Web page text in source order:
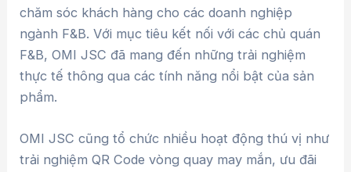
chăm sóc khách hàng cho các doanh nghiệp
ngành F&B. Với mục tiêu kết nối với các chủ quán
F&B, OMI JSC đã mang đến những trải nghiệm
thực tế thông qua các tính năng nổi bật của sản
phẩm.
OMI JSC cũng tổ chức nhiều hoạt động thú vị như
trải nghiệm QR Code vòng quay may mắn, ưu đãi